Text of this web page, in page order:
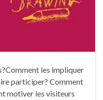
les impliquer
participer? Comment
motiver les visiteurs